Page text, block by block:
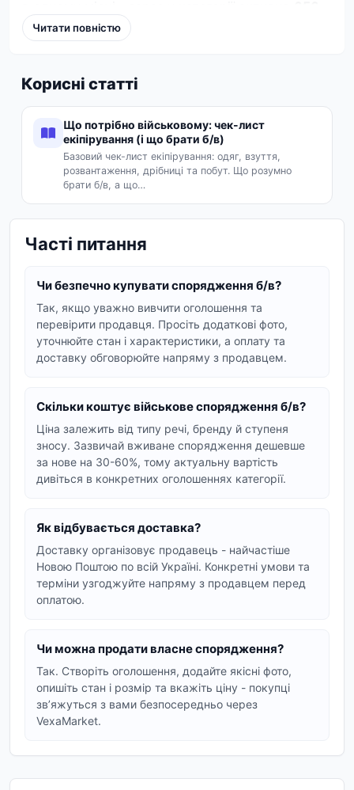
оголошень.
тактичному спорядженні: одяг, засоби захисту,
перенесення вантажу й оптичні прилади.
Вживане спорядження часто залишається в
робочому стані, але коштує помітно дешевше за
нове, тому попит на сегмент б/в стабільно
високий.
Усі угоди відбуваються напряму між покупцем і
продавцем. VexaMarket не бере участі в
розрахунках - домовляйтеся про оплату і
перевіряйте продавця перед переказом коштів.
Чому купують військове
спорядження б/в
розрахована на тривале використання, тому
навіть після експлуатації багато речей
зберігають свій ресурс.
Ціна. Спорядження б/в коштує на 30-60%
комплекту екіпірування.
Доступність.Окремі моделі форми,
рюкзаків чи оптики простіше знайти на
вторинному ринку, ніж у магазині.
Перевірена якість.
місця видно одразу.
Швидкість.Багато продавців відправляють
Новою Поштою того ж дня.
Категорії військового
спорядження на VexaMarket
Категорія поділена на підрозділи - так простіше
Читати повністю
Корисні статті
Що потрібно військовому: чек-лист
екіпірування (і що брати б/в)
Базовий чек-лист екіпірування: одяг, взуття,
розвантаження, дрібниці та побут. Що розумно
брати б/в, а що…
Часті питання
Чи безпечно купувати спорядження б/в?
Так, якщо уважно вивчити оголошення та
перевірити продавця. Просіть додаткові фото,
уточнюйте стан і характеристики, а оплату та
доставку обговорюйте напряму з продавцем.
Скільки коштує військове спорядження б/в?
Ціна залежить від типу речі, бренду й ступеня
зносу. Зазвичай вживане спорядження дешевше
за нове на 30-60%, тому актуальну вартість
дивіться в конкретних оголошеннях категорії.
Як відбувається доставка?
Доставку організовує продавець - найчастіше
Новою Поштою по всій Україні. Конкретні умови та
терміни узгоджуйте напряму з продавцем перед
оплатою.
Чи можна продати власне спорядження?
Так. Створіть оголошення, додайте якісні фото,
опишіть стан і розмір та вкажіть ціну - покупці
звʼяжуться з вами безпосередньо через
VexaMarket.